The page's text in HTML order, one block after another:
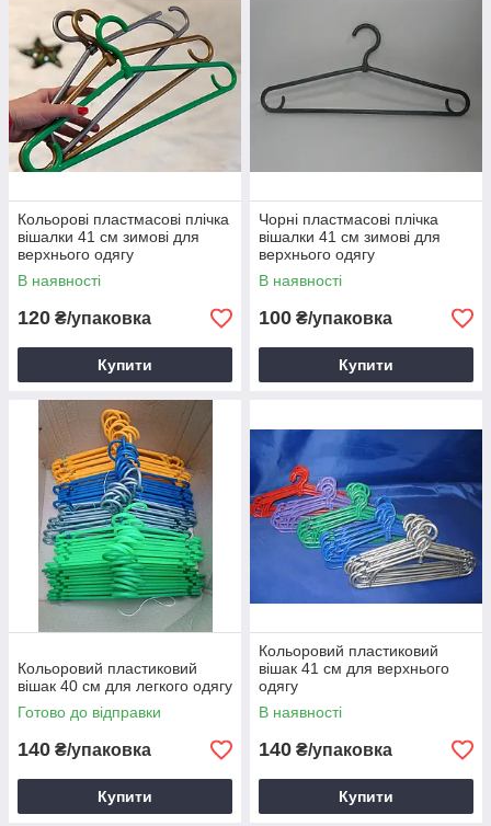
Кольорові пластмасові плічка
вішалки 41 см зимові для
верхнього одягу
В наявності
120 ₴/упаковка
Купити
Чорні пластмасові плічка
вішалки 41 см зимові для
верхнього одягу
В наявності
100 ₴/упаковка
Купити
Кольоровий пластиковий
вішак 40 см для легкого одягу
Готово до відправки
140 ₴/упаковка
Купити
Кольоровий пластиковий
вішак 41 см для верхнього
одягу
В наявності
140 ₴/упаковка
Купити